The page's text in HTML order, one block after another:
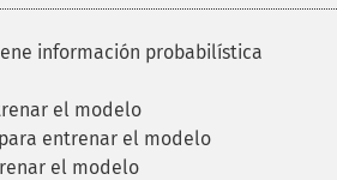
información probabilística
el modelo
entrenar el modelo
el modelo